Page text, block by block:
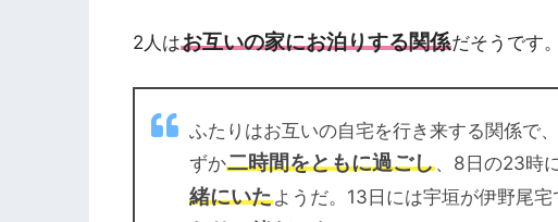
2人はお互いの家にお泊りする関係だそうです。
ふたりはお互いの自宅を行き来する関係で
ずか二時間をともに過ごし、8日の23時
緒にいたようだ。13日には宇垣が伊野尾